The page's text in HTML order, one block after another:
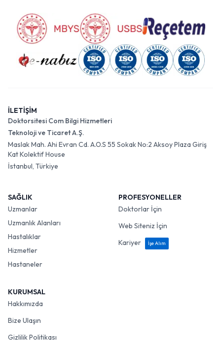
İLETİŞİM
Doktorsitesi Com Bilgi Hizmetleri
Teknoloji ve Ticaret A.Ş.
Maslak Mah. Ahi Evran Cd. A.O.S 55 Sokak No:2 Aksoy Plaza Giriş
Kat Kolektif House
İstanbul, Türkiye
SAĞLIK
Uzmanlar
Uzmanlık Alanları
Hastalıklar
Hizmetler
Hastaneler
PROFESYONELLER
Doktorlar İçin
Web Siteniz İçin
Kariyer
İşe Alım
KURUMSAL
Hakkımızda
Bize Ulaşın
Gizlilik Politikası